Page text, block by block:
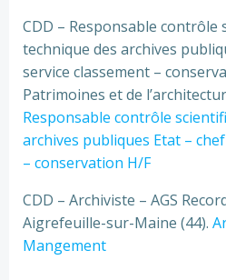
CDD – Responsable contrôle
technique des archives
service classement –
Patrimoines et de
Responsable contrôle
archives publiques Etat –
– conservation H/F
CDD – Archiviste – AGS
Aigrefeuille-sur-Maine (44).
Mangement